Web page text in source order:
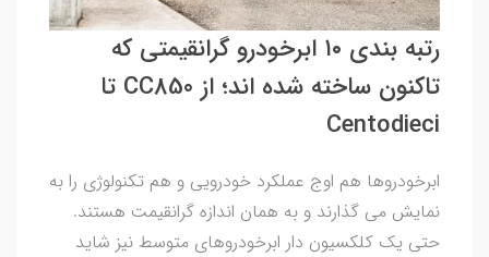
رتبه بندی ۱۰ ابرخودرو گرانقیمتی که
تاکنون ساخته شده اند؛ از CC850 تا
Centodieci
ابرخودروها هم اوج عملکرد خودرویی و هم تکنولوژی را به
نمایش می گذارند و به همان اندازه گرانقیمت هستند.
حتی یک کلکسیون دار ابرخودروهای متوسط نیز شاید